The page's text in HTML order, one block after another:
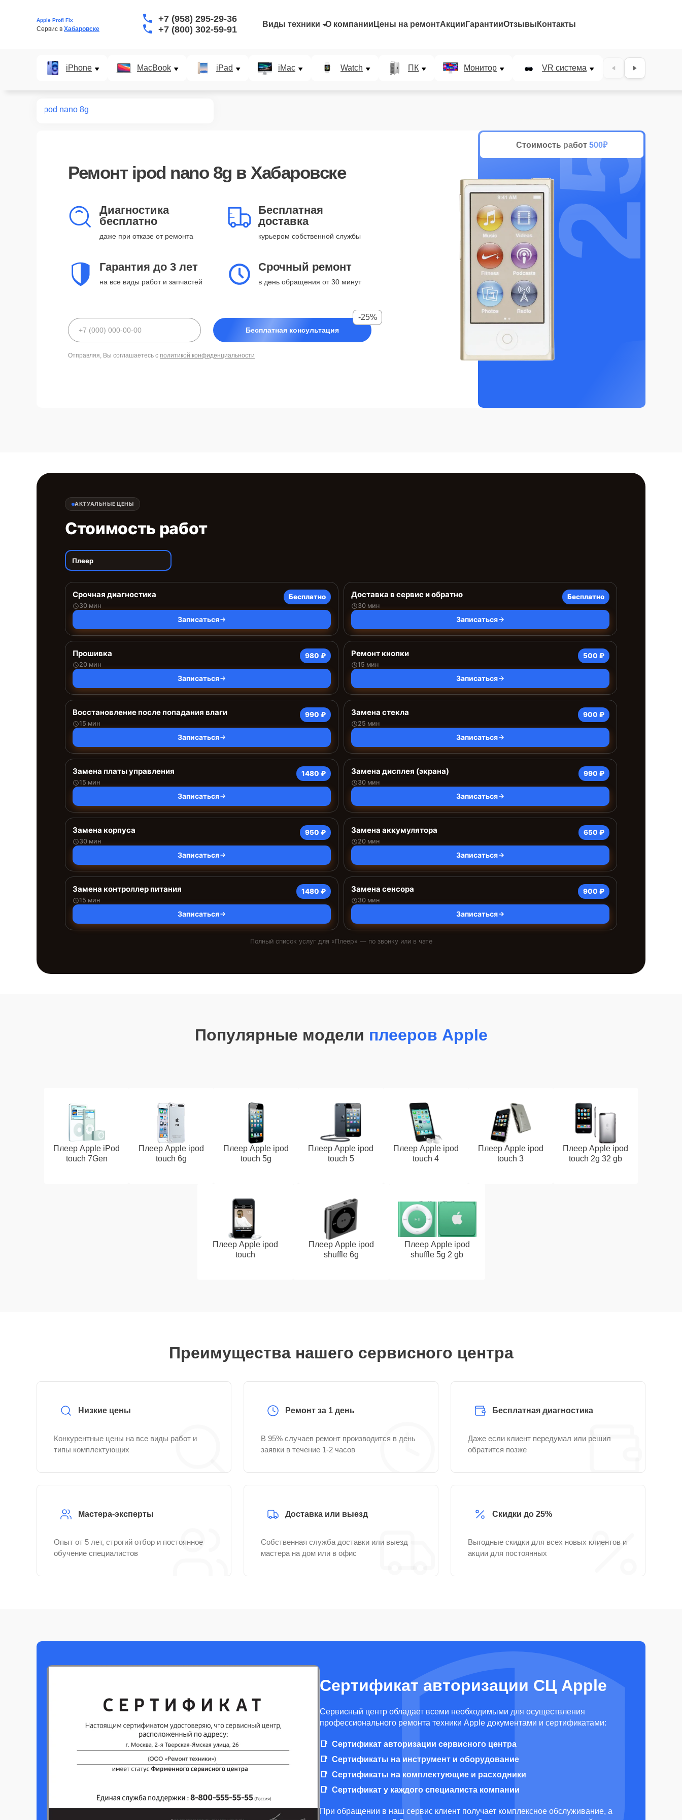
Apple Profi Fix
Сервис в Хабаровске
+7 (958) 295-29-36
+7 (800) 302-59-91
Виды техники О компании Цены на ремонтАкции ГарантииОтзывы Контакты
iPhone MacBook iPad iMac Watch ПК Монитор VR система Наушники
ipod nano 8g
Ремонт ipod nano 8g в Хабаровске
Диагностика
бесплатно
даже при отказе от ремонта
Бесплатная
доставка
курьером собственной службы
Гарантия до 3 лет
на все виды работ и запчастей
Срочный ремонт
в день обращения от 30 минут
Бесплатная консультация
-25%
Отправляя, Вы соглашаетесь с политикой конфиденциальности
Стоимость работ 500₽
25%
АКТУАЛЬНЫЕ ЦЕНЫ
Стоимость работ
Плеер
Срочная диагностика
30 мин
Бесплатно
Записаться
Доставка в сервис и обратно
30 мин
Бесплатно
Записаться
Прошивка
20 мин
980 ₽
Записаться
Ремонт кнопки
15 мин
500 ₽
Записаться
Восстановление после попадания влаги
15 мин
990 ₽
Записаться
Замена стекла
25 мин
900 ₽
Записаться
Замена платы управления
15 мин
1480 ₽
Записаться
Замена дисплея (экрана)
30 мин
990 ₽
Записаться
Замена корпуса
30 мин
950 ₽
Записаться
Замена аккумулятора
20 мин
650 ₽
Записаться
Замена контроллер питания
15 мин
1480 ₽
Записаться
Замена сенсора
30 мин
900 ₽
Записаться
Полный список услуг для «Плеер» — по звонку или в чате
Популярные модели плееров Apple
Плеер Apple iPod
touch 7Gen
Плеер Apple ipod
touch 6g
Плеер Apple ipod
touch 5g
Плеер Apple ipod
touch 5
Плеер Apple ipod
touch 4
Плеер Apple ipod
touch 3
Плеер Apple ipod
touch 2g 32 gb
Плеер Apple ipod
touch
Плеер Apple ipod
shuffle 6g
Плеер Apple ipod
shuffle 5g 2 gb
Преимущества нашего сервисного центра
Низкие цены
Конкурентные цены на все виды работ и
типы комплектующих
Ремонт за 1 день
В 95% случаев ремонт производится в день
заявки в течение 1-2 часов
Бесплатная диагностика
Даже если клиент передумал или решил
обратится позже
Мастера-эксперты
Опыт от 5 лет, строгий отбор и постоянное
обучение специалистов
Доставка или выезд
Собственная служба доставки или выезд
мастера на дом или в офис
Скидки до 25%
Выгодные скидки для всех новых клиентов и
акции для постоянных
Сертификат авторизации СЦ Apple
Cервисный центр обладает всеми необходимыми для осуществления
профессионального ремонта техники Apple документами и сертификатами:
Сертификат авторизации сервисного центра
Сертификаты на инструмент и оборудование
Сертификаты на комплектующие и расходники
Сертификат у каждого специалиста компании
При обращении в наш сервис клиент получает комплексное обслуживание, а